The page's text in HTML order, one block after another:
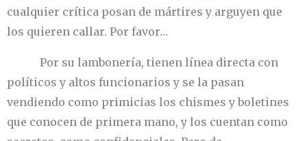
cualquier crítica posan de mártires y arguyen que
los quieren callar. Por favor…
Por su lambonería, tienen línea directa con
políticos y altos funcionarios y se la pasan
vendiendo como primicias los chismes y boletines
que conocen de primera mano, y los cuentan como